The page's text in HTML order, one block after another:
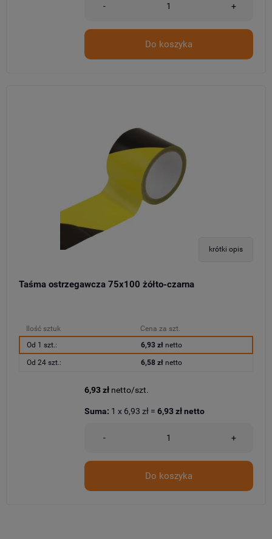
- +
Do koszyka
krótki opis
Taśma ostrzegawcza 75x100 żółto-czarna
Ilość sztuk
Cena za szt.
Od 1 szt.:
6,93 złnetto
Od 24 szt.: 6,58 złnetto
6,93 zł netto/szt.
- +
Do koszyka
Suma: 1 x 6,93 zł = 6,93 złnetto